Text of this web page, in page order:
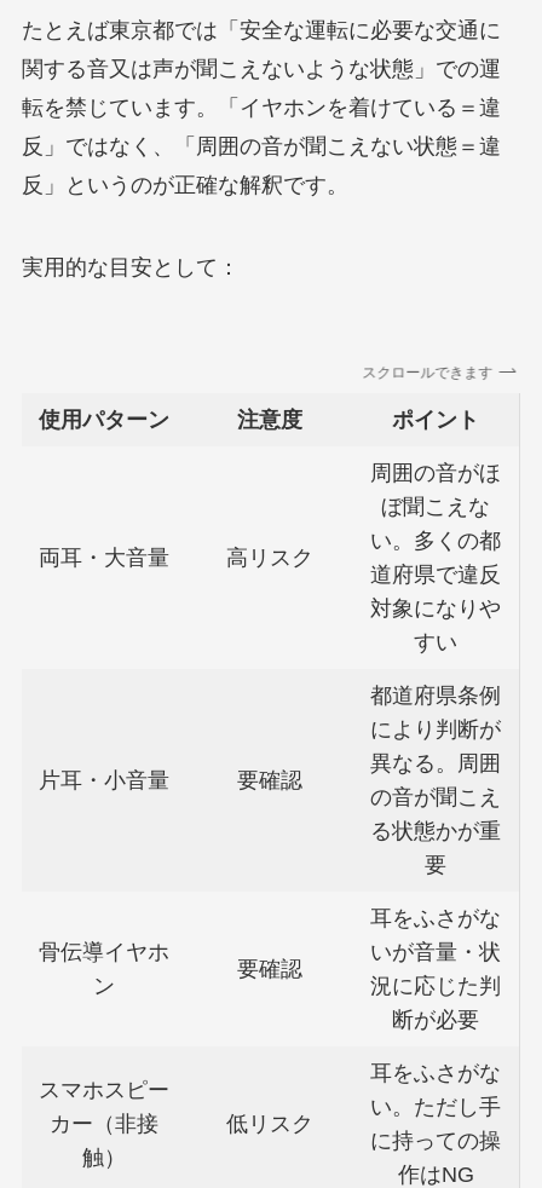
たとえば東京都では「安全な運転に必要な交通に
関する音又は声が聞こえないような状態」での運
転を禁じています。「イヤホンを着けている＝違
反」ではなく、「周囲の音が聞こえない状態＝違
反」というのが正確な解釈です。
実用的な目安として：
スクロールできます
使用パターン 注意度 ポイント
両耳・大音量 高リスク
周囲の音がほ
ぼ聞こえな
い。多くの都
道府県で違反
対象になりや
すい
片耳・小音量 要確認
都道府県条例
により判断が
異なる。周囲
の音が聞こえ
る状態かが重
要
骨伝導イヤホ
ン
要確認
耳をふさがな
いが音量・状
況に応じた判
断が必要
スマホスピー
カー（非接
触）
低リスク
耳をふさがな
い。ただし手
に持っての操
作はNG